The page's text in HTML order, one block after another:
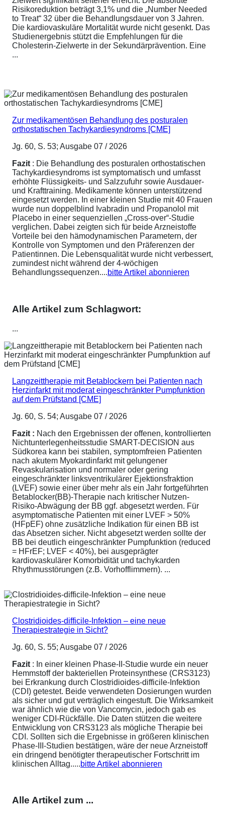
Risikoreduktion beträgt 3,1% und die „Number Needed
to Treat“ 32 über die Behandlungsdauer von 3 Jahren.
Die kardiovaskuläre Mortalität wurde nicht gesenkt. Das
Studienergebnis stützt die Empfehlungen für die
Cholesterin-Zielwerte in der Sekundärprävention. Eine
...
Zur medikamentösen Behandlung des posturalen
orthostatischen Tachykardiesyndroms [CME]
Jg. 60, S. 53; Ausgabe 07 / 2026
Fazit : Die Behandlung des posturalen orthostatischen
Tachykardiesyndroms ist symptomatisch und umfasst
erhöhte Flüssigkeits- und Salzzufuhr sowie Ausdauer-
und Krafttraining. Medikamente können unterstützend
eingesetzt werden. In einer kleinen Studie mit 40 Frauen
wurde nun doppelblind Ivabradin und Propanolol mit
Placebo in einer sequenziellen „Cross-over“-Studie
verglichen. Dabei zeigten sich für beide Arzneistoffe
Vorteile bei den hämodynamischen Parametern, der
Kontrolle von Symptomen und den Präferenzen der
Patientinnen. Die Lebensqualität wurde nicht verbessert,
zumindest nicht während der 4-wöchigen
Behandlungssequenzen....bitte Artikel abonnieren
Alle Artikel zum Schlagwort:
...
Langzeittherapie mit Betablockern bei Patienten nach
Herzinfarkt mit moderat eingeschränkter Pumpfunktion
auf dem Prüfstand [CME]
Jg. 60, S. 54; Ausgabe 07 / 2026
Fazit : Nach den Ergebnissen der offenen, kontrollierten
Nichtunterlegenheitsstudie SMART-DECISION aus
Südkorea kann bei stabilen, symptomfreien Patienten
nach akutem Myokardinfarkt mit gelungener
Revaskularisation und normaler oder gering
eingeschränkter linksventrikulärer Ejektionsfraktion
(LVEF) sowie einer über mehr als ein Jahr fortgeführten
Betablocker(BB)-Therapie nach kritischer Nutzen-
Risiko-Abwägung der BB ggf. abgesetzt werden. Für
asymptomatische Patienten mit einer LVEF > 50%
(HFpEF) ohne zusätzliche Indikation für einen BB ist
das Absetzen sicher. Nicht abgesetzt werden sollte der
BB bei deutlich eingeschränkter Pumpfunktion (reduced
= HFrEF; LVEF < 40%), bei ausgeprägter
kardiovaskulärer Komorbidität und tachykarden
Rhythmusstörungen (z.B. Vorhofflimmern). ...
Clostridioides-difficile-Infektion – eine neue
Therapiestrategie in Sicht?
Jg. 60, S. 55; Ausgabe 07 / 2026
Fazit : In einer kleinen Phase-II-Studie wurde ein neuer
Hemmstoff der bakteriellen Proteinsynthese (CRS3123)
bei Erkrankung durch Clostridioides-difficile-Infektion
(CDI) getestet. Beide verwendeten Dosierungen wurden
als sicher und gut verträglich eingestuft. Die Wirksamkeit
war ähnlich wie die von Vancomycin, jedoch gab es
weniger CDI-Rückfälle. Die Daten stützen die weitere
Entwicklung von CRS3123 als mögliche Therapie bei
CDI. Sollten sich die Ergebnisse in größeren klinischen
Phase-III-Studien bestätigen, wäre der neue Arzneistoff
ein dringend benötigter therapeutischer Fortschritt im
klinischen Alltag.....bitte Artikel abonnieren
Alle Artikel zum ...